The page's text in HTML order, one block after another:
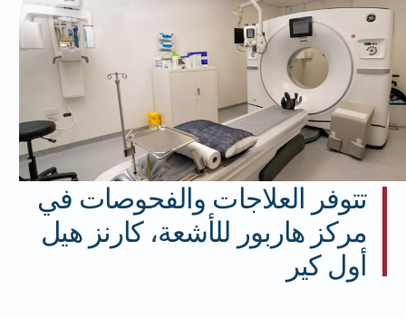
تتوفر العلاجات والفحوصات في
مركز هاربور للأشعة، كارنز هيل
أول كير